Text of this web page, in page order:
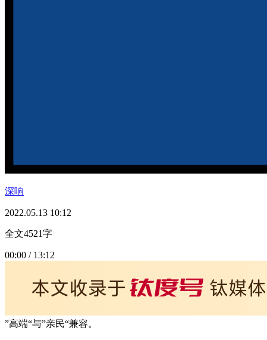
深响
2022.05.13 10:12
全文4521字
00:00 / 13:12
”高端“与”亲民“兼容。